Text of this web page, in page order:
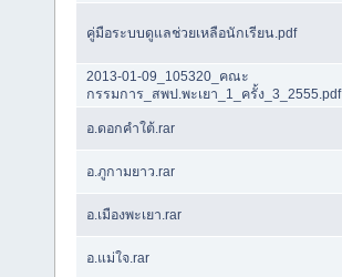
คู่มือระบบดูแลช่วยเหลือนักเรียน.pdf
2013-01-09_105320_คณะ
กรรมการ_สพป.พะเยา_1_ครั้ง_3_2555.pdf
อ.ดอกคำใต้.rar
อ.ภูกามยาว.rar
อ.เมืองพะเยา.rar
อ.แม่ใจ.rar